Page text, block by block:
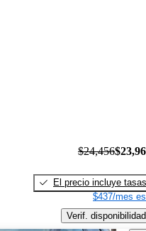
$24,456
El precio incluye tasas
$437/mes
Verif. disponibilidad